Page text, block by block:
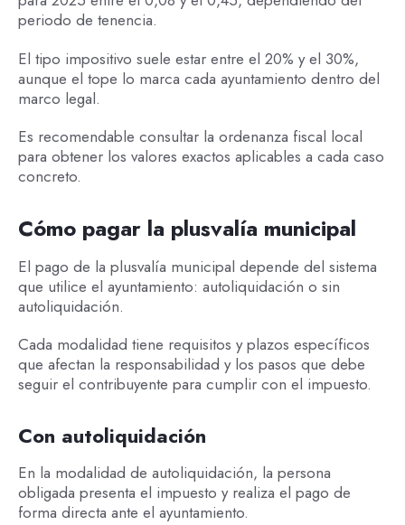
periodo de tenencia.
El tipo impositivo suele estar entre el 20% y el 30%,
aunque el tope lo marca cada ayuntamiento dentro del
marco legal.
Es recomendable consultar la ordenanza fiscal local
para obtener los valores exactos aplicables a cada caso
concreto.
Cómo pagar la plusvalía municipal
El pago de la plusvalía municipal depende del sistema
que utilice el ayuntamiento: autoliquidación o sin
autoliquidación.
Cada modalidad tiene requisitos y plazos específicos
que afectan la responsabilidad y los pasos que debe
seguir el contribuyente para cumplir con el impuesto.
Con autoliquidación
En la modalidad de autoliquidación, la persona
obligada presenta el impuesto y realiza el pago de
forma directa ante el ayuntamiento.